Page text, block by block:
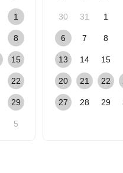
1
8
15
22
29
5
30 31 1
6 7 8
13 14 15
20 21 22
27 28 29